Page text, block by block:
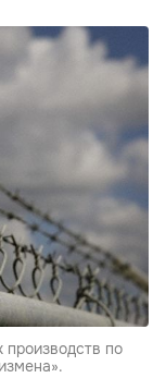
производств по